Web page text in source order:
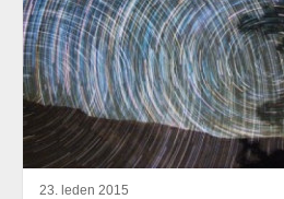
23. leden 2015